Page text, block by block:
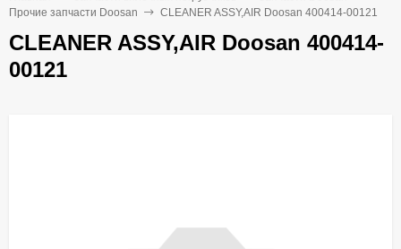
Прочие запчасти Doosan
CLEANER ASSY,AIR Doosan 400414-00121
CLEANER ASSY,AIR Doosan 400414-
00121